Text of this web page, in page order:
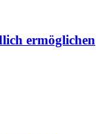
ermöglichen